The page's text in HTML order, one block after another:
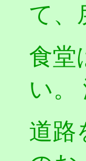
て、
食堂
い。
道路